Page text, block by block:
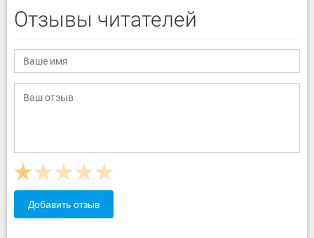
Отзывы читателей
Добавить отзыв